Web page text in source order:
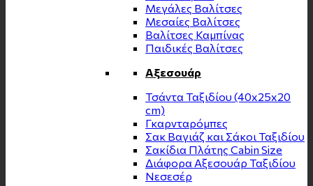
Μεγάλες Βαλίτσες
Μεσαίες Βαλίτσες
Βαλίτσες Καμπίνας
Παιδικές Βαλίτσες
Αξεσουάρ
Τσάντα Ταξιδίου (40x25x20
cm)
Γκαρνταρόμπες
Σακ Βαγιάζ και Σάκοι Ταξιδίου
Σακίδια Πλάτης Cabin Size
Διάφορα Αξεσουάρ Ταξιδίου
Νεσεσέρ